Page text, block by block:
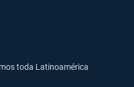
toda Latinoamérica